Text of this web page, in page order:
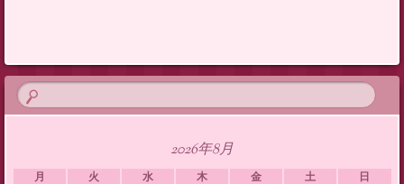
2026年8月
月 火 水 木 金 土 日